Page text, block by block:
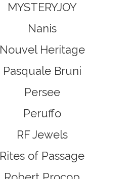
MYSTERYJOY
Nanis
Nouvel Heritage
Pasquale Bruni
Persee
Peruffo
RF Jewels
Rites of Passage